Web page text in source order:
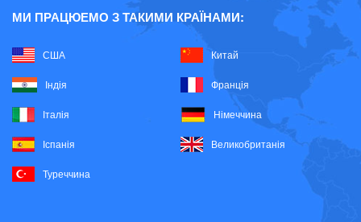
МИ ПРАЦЮЕМО З ТАКИМИ КРАЇНАМИ:
США Китай
Індія Франція
Італія Німеччина
Іспанія Великобританія
Туреччина